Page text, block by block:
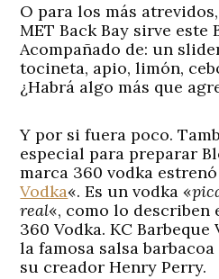
O para los más
MET Back Bay sirve este
Acompañado de: un
tocineta, apio, limón,
¿Habrá algo más que
Y por si fuera poco.
especial para preparar
marca 360 vodka
Vodka«. Es un vodka «
real«, como lo describen
360 Vodka. KC
la famosa salsa
su creador Henry Perry.